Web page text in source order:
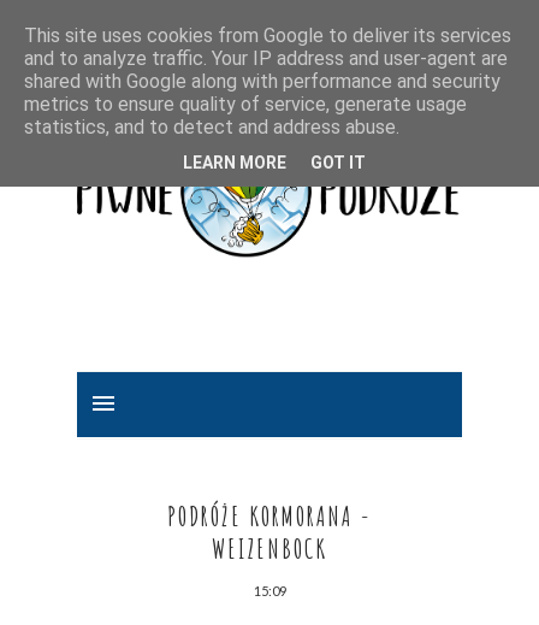
PODRÓŻE KORMORANA -
WEIZENBOCK
15:09
This site uses cookies from Google to deliver its services
and to analyze traffic. Your IP address and user-agent are
shared with Google along with performance and security
metrics to ensure quality of service, generate usage
statistics, and to detect and address abuse.
LEARN MORE GOT IT